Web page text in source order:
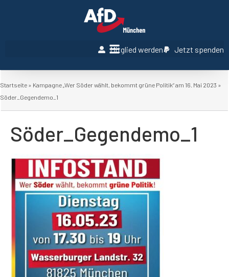
Mitglied werden Jetzt spenden
Startseite » Kampagne „Wer Söder wählt, bekommt grüne Politik“ am 16. Mai 2023 »
Söder_Gegendemo_1
Söder_Gegendemo_1